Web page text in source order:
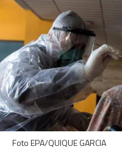
Foto EPA/QUIQUE GARCIA